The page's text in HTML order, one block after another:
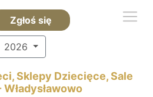
Zgłoś się
2026
Sklepy Dziecięce, Sale
Władysławowo